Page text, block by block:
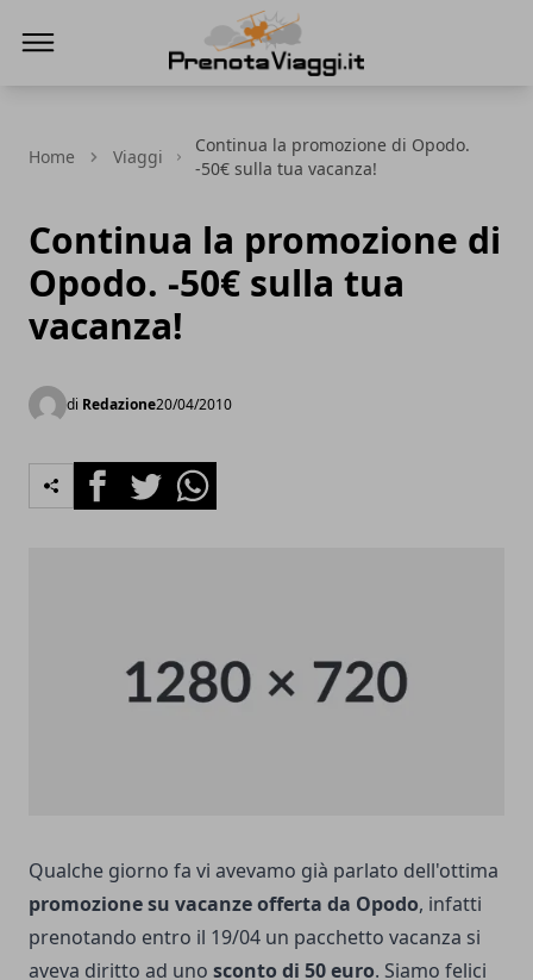
Home Viaggi
Continua la promozione di Opodo.
-50€ sulla tua vacanza!
Continua la promozione di
Opodo. -50€ sulla tua
vacanza!
di Redazione20/04/2010
FacebookTwitterWhatsapp
Qualche giorno fa vi avevamo già parlato dell'ottima
promozione su vacanze offerta da Opodo, infatti
prenotando entro il 19/04 un pacchetto vacanza si
aveva diritto ad uno sconto di 50 euro. Siamo felici